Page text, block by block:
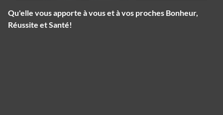
Qu'elle vous apporte à vous et à vos proches Bonheur,
Réussite et Santé!